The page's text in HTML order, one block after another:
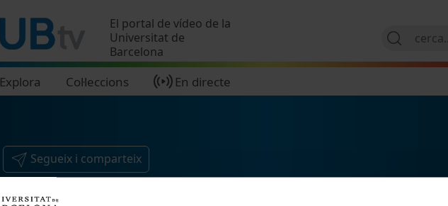
El portal de vídeo de la
Universitat de
Barcelona
Explora Col·leccions En directe
Segueix i comparteix